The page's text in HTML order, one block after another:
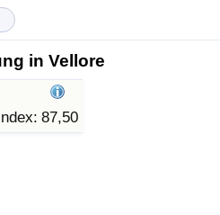
in Vellore
87,50
(aktuell)
nach Land
Land
Land